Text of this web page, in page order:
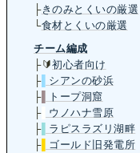
├きのみとくいの厳選
└食材とくいの厳選
チーム編成
├🔰初心者向け
├▌ シアンの砂浜
├▌
トープ洞窟
├▌ ウノハナ雪原
├▌ ラピスラズリ湖畔
├▌
ゴールド旧発電所